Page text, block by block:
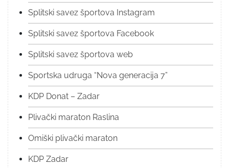
Splitski savez športova Instagram
Splitski savez športova Facebook
Splitski savez športova web
Sportska udruga “Nova generacija 7”
KDP Donat – Zadar
Plivački maraton Raslina
Omiški plivački maraton
KDP Zadar